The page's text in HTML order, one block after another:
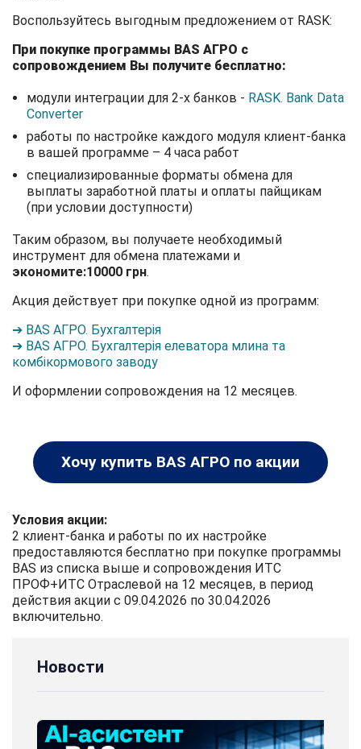
Воспользуйтесь выгодным предложением от RASK:
При покупке программы BAS АГРО с
сопровождением Вы получите бесплатно:
модули интеграции для 2-х банков - RASK. Bank Data
Сonverter
работы по настройке каждого модуля клиент-банка
в вашей программе – 4 часа работ
специализированные форматы обмена для
выплаты заработной платы и оплаты пайщикам
(при условии доступности)
Таким образом, вы получаете необходимый
инструмент для обмена платежами и
экономите:10000 грн.
Акция действует при покупке одной из программ:
➔ BAS АГРО. Бухгалтерія
➔ BAS АГРО. Бухгалтерія елеватора млина та
комбікормового заводу
И оформлении сопровождения на 12 месяцев.
Хочу купить BAS АГРО по акции
Условия акции:
2 клиент-банка и работы по их настройке
предоставляются бесплатно при покупке программы
BAS из списка выше и сопровождения ИТС
ПРОФ+ИТС Отраслевой на 12 месяцев, в период
действия акции с 09.04.2026 по 30.04.2026
включительно.
Новости